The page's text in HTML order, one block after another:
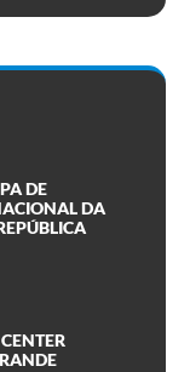
DE
DA